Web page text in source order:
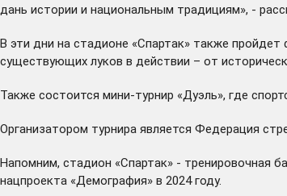
дань истории и национальным традициям», -
В эти дни на стадионе «Спартак» также
существующих луков в действии – от
Также состоится мини-турнир «Дуэль», где
Организатором турнира является Федерация
Напомним, стадион «Спартак» - тренировочная
нацпроекта «Демография» в 2024 году.